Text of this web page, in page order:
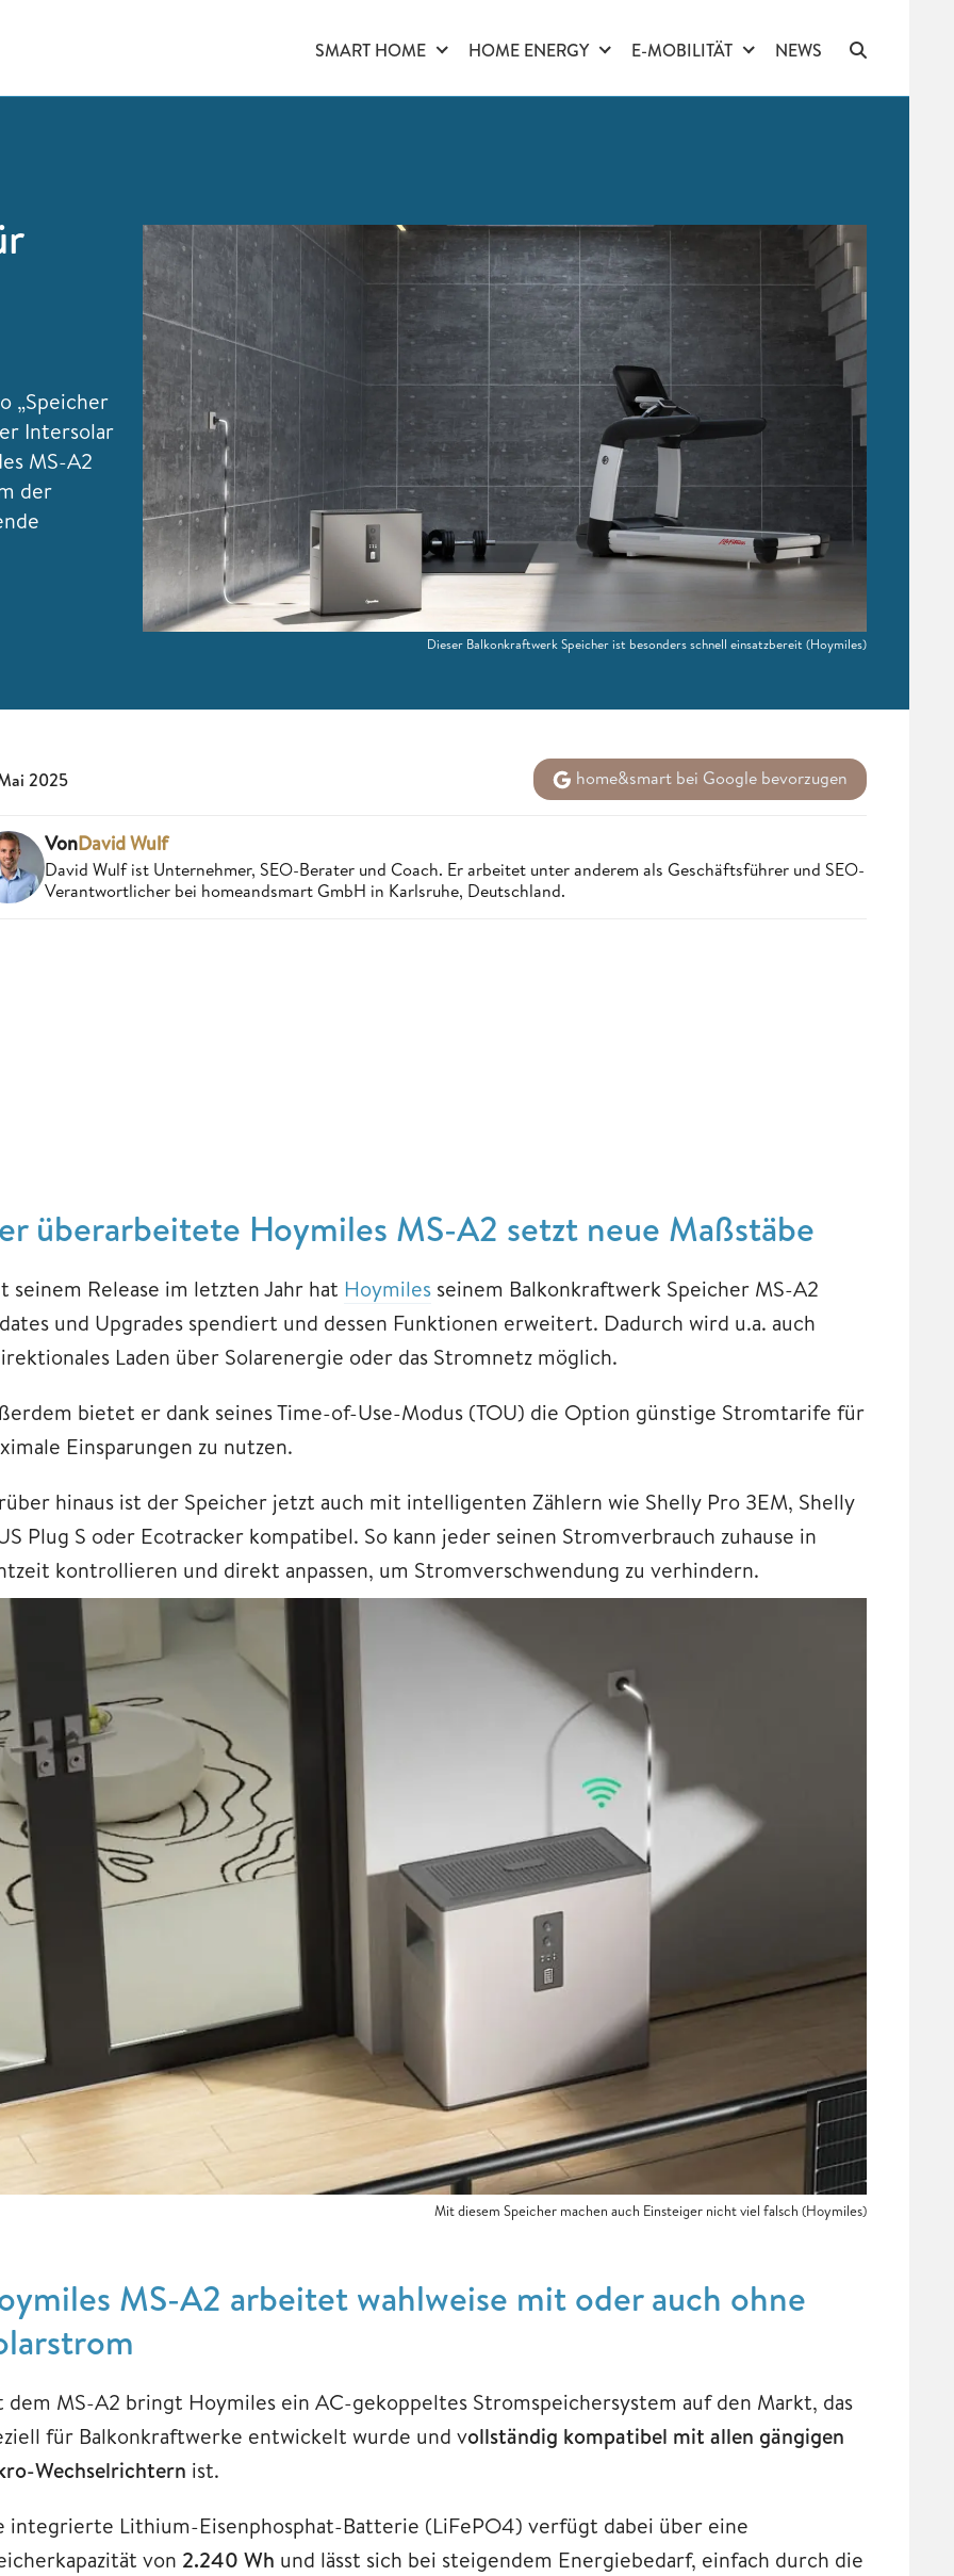
SMART HOME HOME ENERGY E-MOBILITÄT NEWS
„Speicher
Intersolar
MS-A2
der
Dieser Balkonkraftwerk Speicher ist besonders schnell einsatzbereit (Hoymiles)
2025 home&smart bei Google bevorzugen
VonDavid Wulf
David Wulf ist Unternehmer, SEO-Berater und Coach. Er arbeitet unter anderem als Geschäftsführer und SEO-
Verantwortlicher bei homeandsmart GmbH in Karlsruhe, Deutschland.
überarbeitete Hoymiles MS-A2 setzt neue Maßstäbe
seinem Release im letzten Jahr hat Hoymiles seinem Balkonkraftwerk Speicher MS-A2
und Upgrades spendiert und dessen Funktionen erweitert. Dadurch wird u.a. auch
Laden über Solarenergie oder das Stromnetz möglich.
bietet er dank seines Time-of-Use-Modus (TOU) die Option günstige Stromtarife für
Einsparungen zu nutzen.
hinaus ist der Speicher jetzt auch mit intelligenten Zählern wie Shelly Pro 3EM, Shelly
Plug S oder Ecotracker kompatibel. So kann jeder seinen Stromverbrauch zuhause in
kontrollieren und direkt anpassen, um Stromverschwendung zu verhindern.
Mit diesem Speicher machen auch Einsteiger nicht viel falsch (Hoymiles)
MS-A2 arbeitet wahlweise mit oder auch ohne
dem MS-A2 bringt Hoymiles ein AC-gekoppeltes Stromspeichersystem auf den Markt, das
für Balkonkraftwerke entwickelt wurde und vollständig kompatibel mit allen gängigen
Wechselrichtern ist.
integrierte Lithium-Eisenphosphat-Batterie (LiFePO4) verfügt dabei über eine
von 2.240 Wh und lässt sich bei steigendem Energiebedarf, einfach durch die